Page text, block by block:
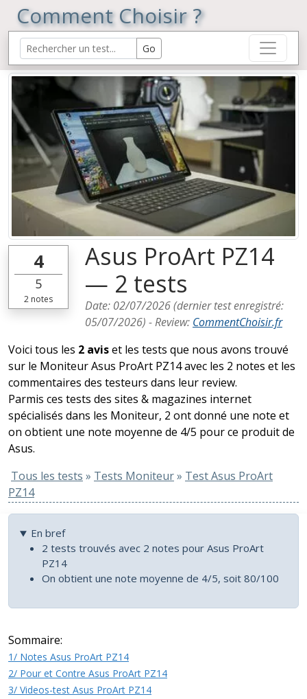
Comment Choisir ?
4
5
2 notes
Asus ProArt PZ14
— 2 tests
Date: 02/07/2026(dernier test enregistré:
05/07/2026) -Review: CommentChoisir.fr
Voici tous les 2 aviset les tests que nous avons trouvé
sur le Moniteur Asus ProArt PZ14 avec les 2 notes et les
commentaires des testeurs dans leur review.
Parmis ces tests des sites & magazines internet
spécialisés dans les Moniteur, 2 ont donné une note et
on obtient une note moyenne de 4/5 pour ce produit de
Asus.
Tous les tests » Tests Moniteur» Test Asus ProArt
PZ14
En bref
2 tests trouvés avec 2 notes pour Asus ProArt
PZ14
On obtient une note moyenne de 4/5, soit 80/100
Sommaire:
1/ Notes Asus ProArt PZ14
2/ Pour et Contre Asus ProArt PZ14
3/ Videos-test Asus ProArt PZ14